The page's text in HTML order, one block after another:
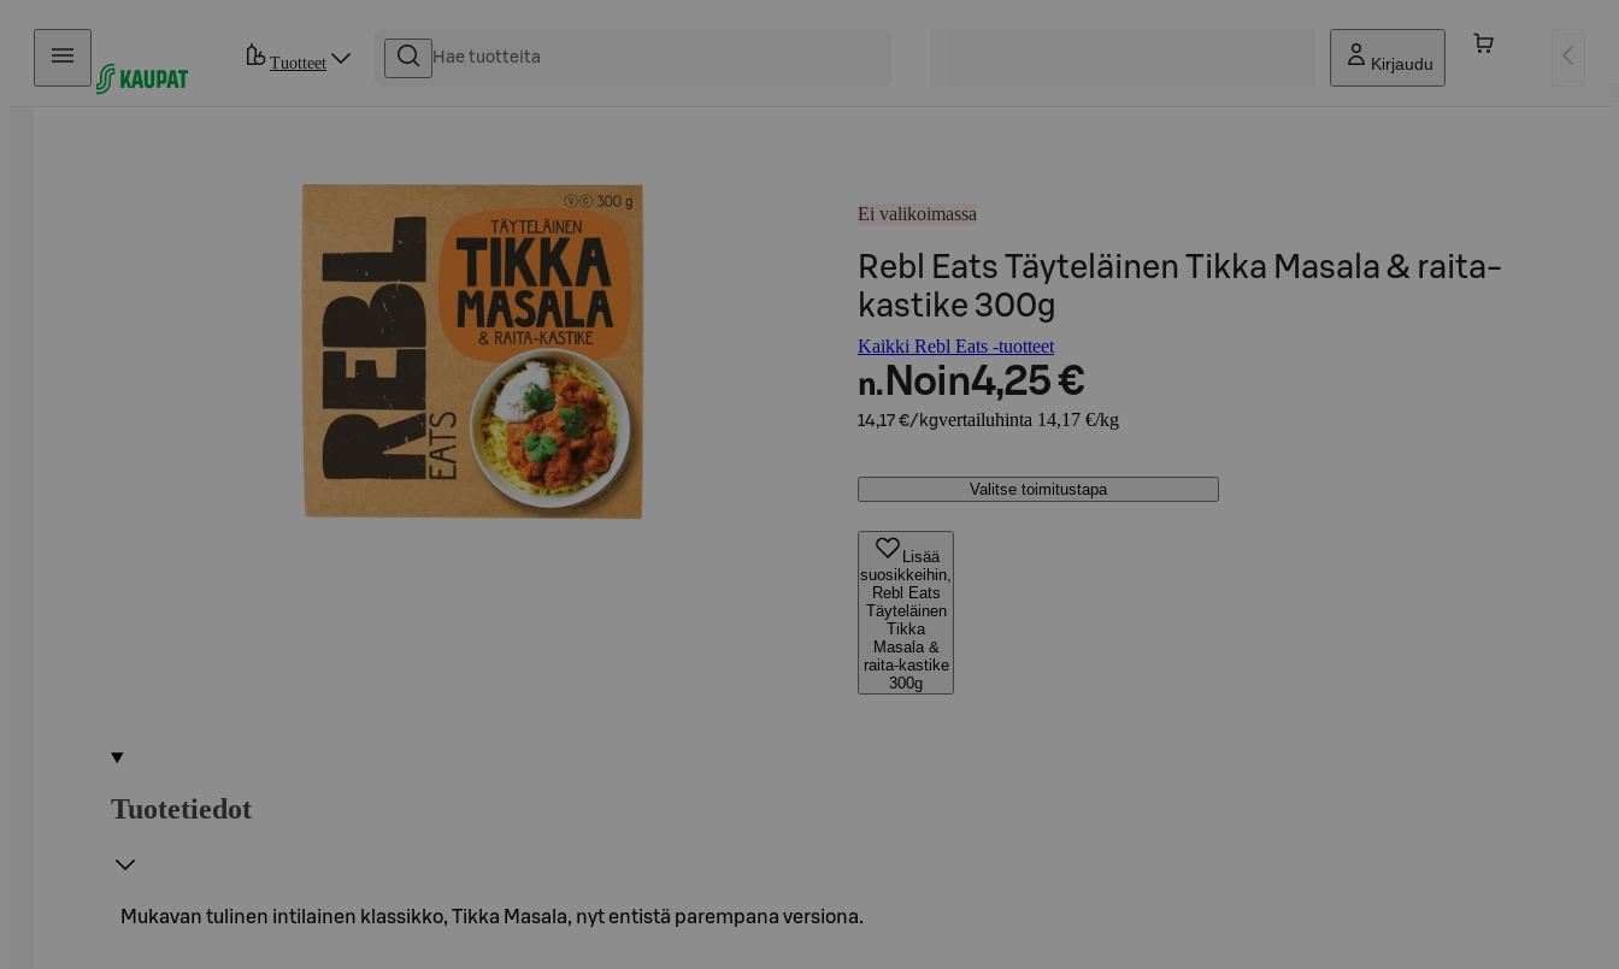
Hyppää sisältöön
Tuotteet Kirjaudu
Ei valikoimassa
Rebl Eats Täyteläinen Tikka Masala & raita-
kastike 300g
Kaikki Rebl Eats -tuotteet
n. Noin4,25 €
14,17 €/kgvertailuhinta 14,17 €/kg
Valitse toimitustapa
Lisää
suosikkeihin,
Rebl Eats
Täyteläinen
Tikka
Masala &
raita-kastike
300g
Tuotetiedot
Mukavan tulinen intilainen klassikko, Tikka Masala, nyt entistä parempana versiona.